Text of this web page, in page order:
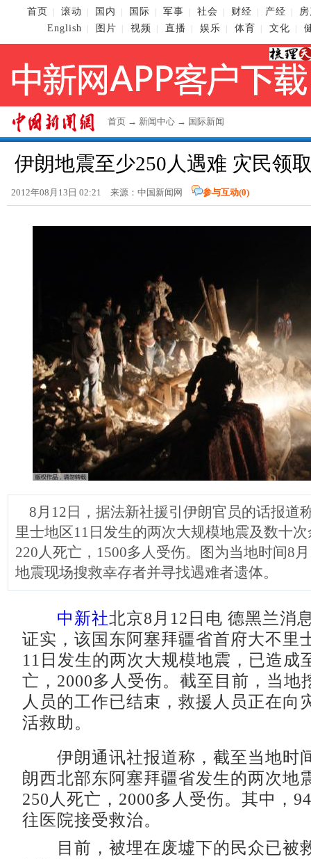
首页 滚动 国内 国际 军事 社会 财经 产经
English
图片 视频 直播 娱乐 体育 文化
首页 → 新闻中心 → 国际新闻
伊朗地震至少250人遇难 灾民领
2012年08月13日 02:21 来源： 中国新闻网 参与互动(0)
8月12日，据法新社援引伊朗官员的话报道
里士地区11日发生的两次大规模地震及数十
220人死亡，1500多人受伤。图为当地时间8
地震现场搜救幸存者并寻找遇难者遗体。
中新社北京8月12日电 德黑兰消
证实，该国东阿塞拜疆省首府大不里
11日发生的两次大规模地震，已造成
亡，2000多人受伤。截至目前，当地
人员的工作已结束，救援人员正在向
活救助。
伊朗通讯社报道称，截至当地时
朗西北部东阿塞拜疆省发生的两次地
250人死亡，2000多人受伤。其中，
往医院接受救治。
目前，被埋在废墟下的民众已被